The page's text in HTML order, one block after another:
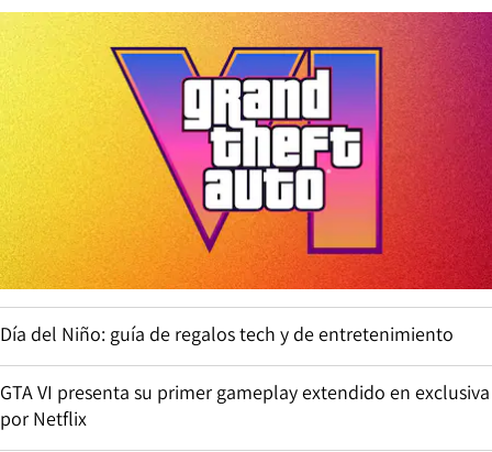
Día del Niño: guía de regalos tech y de entretenimiento
GTA VI presenta su primer gameplay extendido en exclusiva
por Netflix